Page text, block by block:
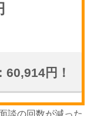
円！
談の回数が減った